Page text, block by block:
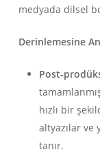
medyada dilsel
Derinlemesine
Post-
hızlı bir
altyazılar ve
tanır.